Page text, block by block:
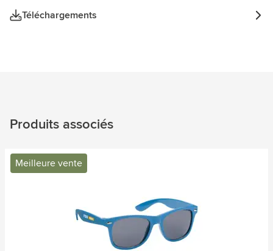
Téléchargements
Produits associés
Meilleure vente